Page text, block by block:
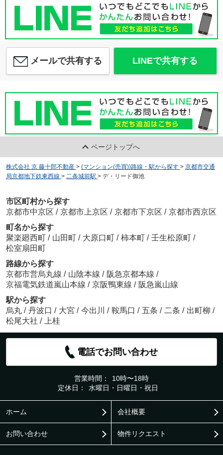
メールで共有する LINEで共有する
ページトップへ
株式会社 京 藤十郎不動産 > (マンション(売買))路線・駅から探す > 京都市交通
局京都地下鉄東西線 > 二条城前駅 > デ・リード御池
市区町村から探す
京都市中京区 / 京都市上京区 / 京都市下京区 / 京都市西京区
町名から探す
聚楽廻西町 / 山田町 / 大原口町 / 柿本町 / 壬生松原町 /
松室扇田町
路線から探す
京都市営烏丸線 / 山陰本線 / 阪急京都本線 /
京福電気鉄道嵐山本線 / 京阪鴨東線 / 阪急嵐山線
駅から探す
烏丸 / 丹波口 / 大宮 / 今出川 / 鞍馬口 / 五条 / 二条 / 出町柳 /
松尾大社 / 上桂
電話でお問い合わせ
営業時間：
10時〜18時
定休日：
水曜日・日曜日・祝日
ホーム 会社概要
お問い合わせ 物件リクエスト